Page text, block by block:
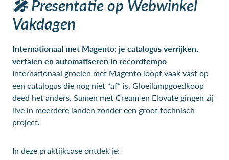
🎤 Presentatie op Webwinkel
Vakdagen
Internationaal met Magento: je catalogus verrijken,
vertalen en automatiseren in recordtempo
Internationaal groeien met Magento loopt vaak vast op
een catalogus die nog niet “af” is. Gloeilampgoedkoop
deed het anders. Samen met Cream en Elovate gingen zij
live in meerdere landen zonder een groot technisch
project.
In deze praktijkcase ontdek je: